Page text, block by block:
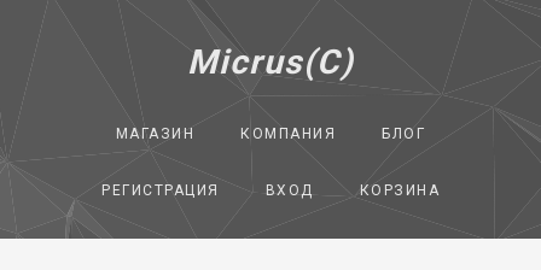
Micrus(C)
МАГАЗИН КОМПАНИЯ БЛОГ
РЕГИСТРАЦИЯ ВХОД КОРЗИНА